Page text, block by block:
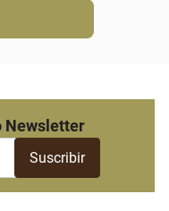
Newsletter